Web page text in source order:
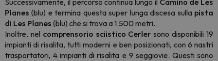
Successivamente, il percorso continua lungo il Camino de Les
Planes (blu) e termina questa super lunga discesa sulla pista
di Les Planes (blu) che si trova a 1.500 metri.
Inoltre, nel comprensorio sciistico Cerler sono disponibili 19
impianti di risalita, tutti moderni e ben posizionati, con 6 nastri
trasportatori, 4 impianti di risalita e 9 seggiovie. Questi sono